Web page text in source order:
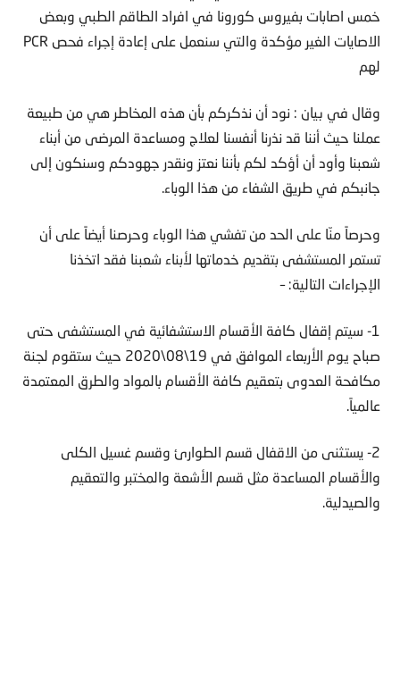
خمس اصابات بفيروس كورونا في افراد الطاقم الطبي وبعض
الاصايات الغير مؤكدة والتي سنعمل على إعادة إجراء فحص PCR
لهم
وقال في بيان : نود أن نذكركم بأن هذه المخاطر هي من طبيعة
عملنا حيث أننا قد نذرنا أنفسنا لعلاج ومساعدة المرضى من أبناء
شعبنا وأود أن أؤكد لكم بأننا نعتز ونقدر جهودكم وسنكون إلى
جانبكم في طريق الشفاء من هذا الوباء.
وحرصاً منّا على الحد من تفشي هذا الوباء وحرصنا أيضاً على أن
تستمر المستشفى بتقديم خدماتها لأبناء شعبنا فقد اتخذنا
الإجراءات التالية: –
1- سيتم إقفال كافة الأقسام الاستشفائية في المستشفى حتى
صباح يوم الأربعاء الموافق في 19\08\2020 حيث ستقوم لجنة
مكافحة العدوى بتعقيم كافة الأقسام بالمواد والطرق المعتمدة
عالمياً.
2- يستثنى من الاقفال قسم الطوارئ وقسم غسيل الكلى
والأقسام المساعدة مثل قسم الأشعة والمختبر والتعقيم
والصيدلية.